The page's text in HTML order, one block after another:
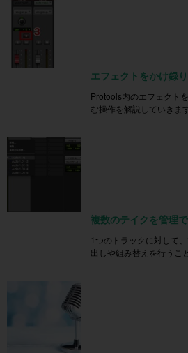
エフェクトをかけ録
Protools内のエフェクト
む操作を解説していきま
複数のテイクを管理
1つのトラックに対して
出しや組み替えを行うこ